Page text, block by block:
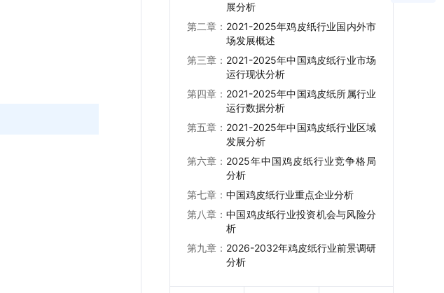
展分析
第二章： 2021-2025年鸡皮纸行业国内外市
场发展概述
第三章： 2021-2025年中国鸡皮纸行业市场
运行现状分析
第四章： 2021-2025年中国鸡皮纸所属行业
运行数据分析
第五章： 2021-2025年中国鸡皮纸行业区域
发展分析
第六章： 2025年中国鸡皮纸行业竞争格局
分析
第七章： 中国鸡皮纸行业重点企业分析
第八章： 中国鸡皮纸行业投资机会与风险分
析
第九章： 2026-2032年鸡皮纸行业前景调研
分析